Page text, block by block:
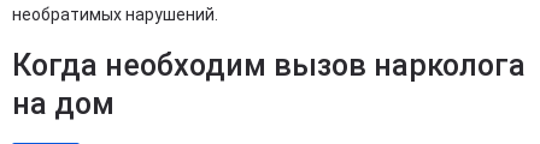
необратимых нарушений.
Когда необходим вызов нарколога
на дом